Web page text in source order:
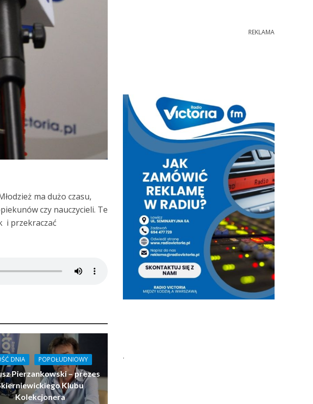
ma dużo czasu,
czy nauczycieli. Te
i przekraczać
DNIA POPOŁUDNIOWY
Pierzankowski – prezes
Klubu
Kolekcjonera
REKLAMA
.